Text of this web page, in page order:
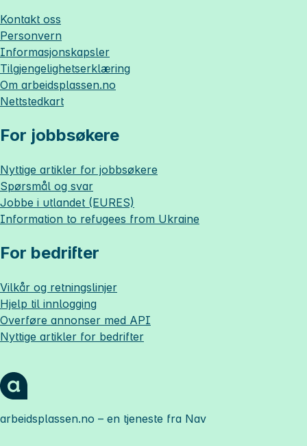
Kontakt oss
Personvern
Informasjonskapsler
Tilgjengelighetserklæring
Om arbeidsplassen.no
Nettstedkart
For jobbsøkere
Nyttige artikler for jobbsøkere
Spørsmål og svar
Jobbe i utlandet (EURES)
Information to refugees from Ukraine
For bedrifter
Vilkår og retningslinjer
Hjelp til innlogging
Overføre annonser med API
Nyttige artikler for bedrifter
arbeidsplassen.no – en tjeneste fra Nav